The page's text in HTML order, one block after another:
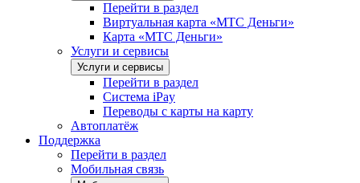
Перейти в раздел
Виртуальная карта «МТС Деньги»
Карта «МТС Деньги»
Услуги и сервисы
Услуги и сервисы
Перейти в раздел
Система iPay
Переводы с карты на карту
Автоплатёж
Поддержка
Перейти в раздел
Мобильная связь